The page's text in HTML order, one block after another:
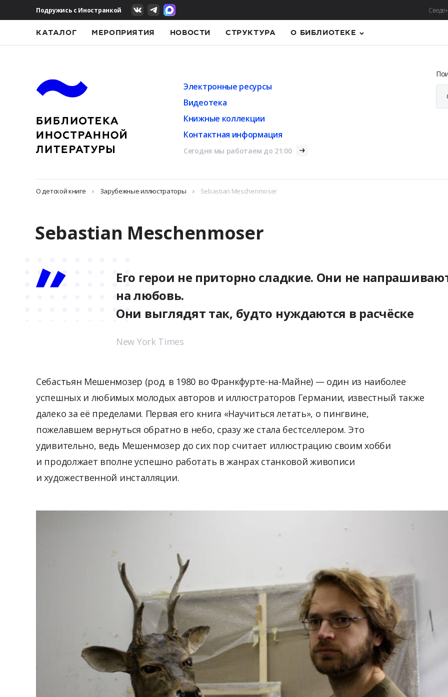
Подружись с Иностранкой
КАТАЛОГ МЕРОПРИЯТИЯ НОВОСТИ СТРУКТУРА О БИБЛИОТЕКЕ
Электронные ресурсы
Видеотека
Книжные коллекции
Контактная информация
Сегодня мы работаем до 21:00
О детской книге Зарубежные иллюстраторы Sebastian Meschenmoser
Sebastian Meschenmoser
Его герои не приторно сладкие. Они не
на любовь.
Они выглядят так, будто нуждаются в расчёске
New York Times
Себастьян Мешенмозер (род. в 1980 во Франкфурте-на-Майне) — один из наиболее
успешных и любимых молодых авторов и иллюстраторов Германии, известный также
далеко за её пределами. Первая его книга «Научиться летать», о пингвине,
пожелавшем вернуться обратно в небо, сразу же стала бестселлером. Это
удивительно, ведь Мешенмозер до сих пор считает иллюстрацию своим хобби
и продолжает вполне успешно работать в жанрах станковой живописи
и художественной инсталляции.